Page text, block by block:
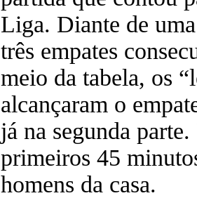
Liga. Diante de
três empates
meio da tabela, os
alcançaram o
já na segunda
primeiros 45
homens da casa.